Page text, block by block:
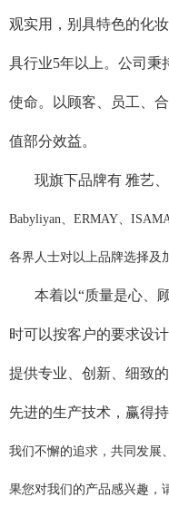
观实用，别具特色的化妆
具行业5年以上。公司秉
使命。以顾客、员工、
值部分效益。
现旗下品牌有 雅艺、
Babyliyan、ERMAY、
各界人士对以上品牌选择及
本着以“质量是心、
时可以按客户的要求设
提供专业、创新、细致
先进的生产技术，赢得
我们不懈的追求，共同发展
果您对我们的产品感兴趣，